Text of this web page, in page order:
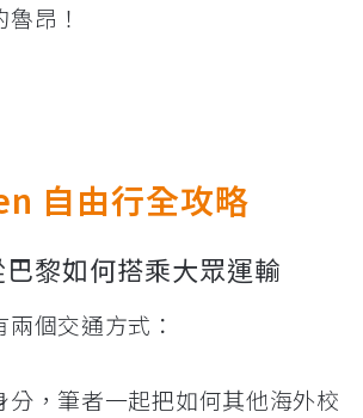
昂！
自由行全攻略
黎如何搭乘大眾運輸
個交通方式：
分，筆者一起把如何其他海外校